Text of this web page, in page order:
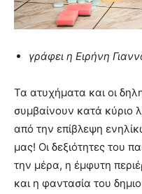
γράφει η Ειρήνη
Τα ατυχήματα και οι
συμβαίνουν κατά κύριο
από την επίβλεψη
μας! Οι δεξιότητες του
την μέρα, η έμφυτη
και η φαντασία του